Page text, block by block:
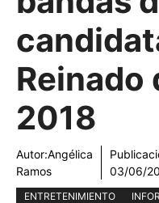
Reinado
2018
Autor:Angélica
Ramos
03/06/
ENTRETENIMIENTO